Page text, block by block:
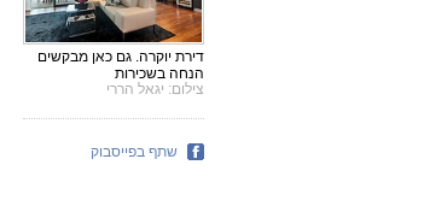
דירת יוקרה. גם כאן מבקשים
הנחה בשכירות
צילום: יגאל הררי
שתף בפייסבוק